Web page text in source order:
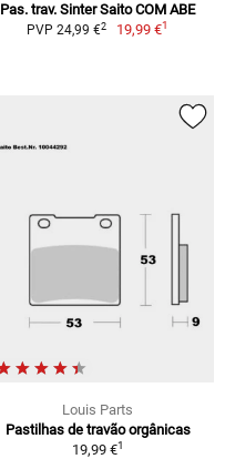
Pas. trav. Sinter Saito COM ABE
PVP 24,99 €2 19,99 €1
Louis Parts
Pastilhas de travão orgânicas
19,99 €1